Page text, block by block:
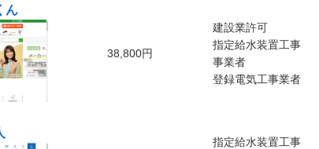
ん
38,800円
建設業許可
指定給水装置工事
事業者
登録電気工事業者
指定給水装置工事